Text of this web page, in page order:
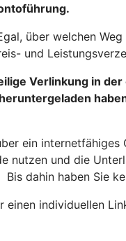
über welchen
und
Verlinkung in
ein internetfähiges
und die
dahin haben Sie
individuellen